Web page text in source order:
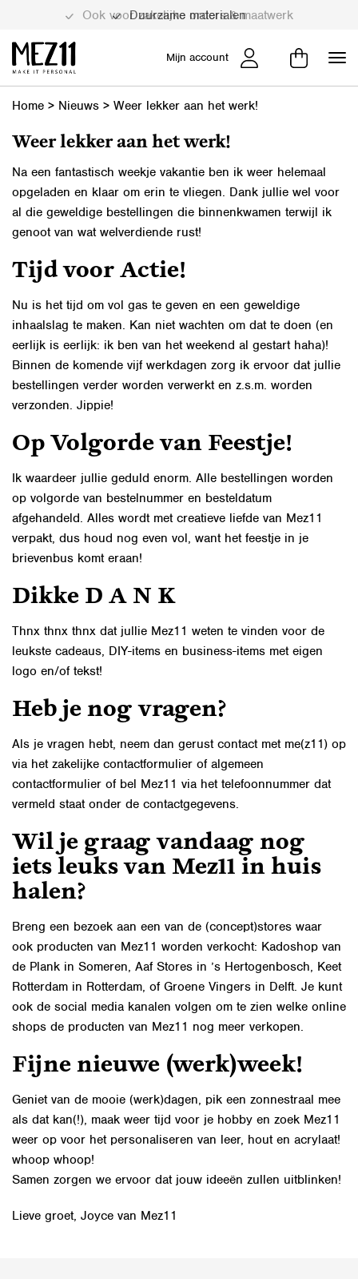
Duurzame materialen
Mijn account
Home > Nieuws > Weer lekker aan het werk!
Weer lekker aan het werk!
Na een fantastisch weekje vakantie ben ik weer helemaal
opgeladen en klaar om erin te vliegen. Dank jullie wel voor
al die geweldige bestellingen die binnenkwamen terwijl ik
genoot van wat welverdiende rust!
Tijd voor Actie!
Nu is het tijd om vol gas te geven en een geweldige
inhaalslag te maken. Kan niet wachten om dat te doen (en
eerlijk is eerlijk: ik ben van het weekend al gestart haha)!
Binnen de komende vijf werkdagen zorg ik ervoor dat jullie
bestellingen verder worden verwerkt en z.s.m. worden
verzonden. Jippie!
Op Volgorde van Feestje!
Ik waardeer jullie geduld enorm. Alle bestellingen worden
op volgorde van bestelnummer en besteldatum
afgehandeld. Alles wordt met creatieve liefde van Mez11
verpakt, dus houd nog even vol, want het feestje in je
brievenbus komt eraan!
Dikke D A N K
Thnx thnx thnx dat jullie Mez11 weten te vinden voor de
leukste cadeaus, DIY-items en business-items met eigen
logo en/of tekst!
Heb je nog vragen?
Als je vragen hebt, neem dan gerust contact met me(z11) op
via het zakelijke contactformulier of algemeen
contactformulier of bel Mez11 via het telefoonnummer dat
vermeld staat onder de contactgegevens.
Wil je graag vandaag nog
iets leuks van Mez11 in huis
halen?
Breng een bezoek aan een van de (concept)stores waar
ook producten van Mez11 worden verkocht: Kadoshop van
de Plank in Someren, Aaf Stores in ’s Hertogenbosch, Keet
Rotterdam in Rotterdam, of Groene Vingers in Delft. Je kunt
ook de social media kanalen volgen om te zien welke online
shops de producten van Mez11 nog meer verkopen.
Fijne nieuwe (werk)week!
Geniet van de mooie (werk)dagen, pik een zonnestraal mee
als dat kan(!), maak weer tijd voor je hobby en zoek Mez11
weer op voor het personaliseren van leer, hout en acrylaat!
whoop whoop!
Samen zorgen we ervoor dat jouw ideeën zullen uitblinken!
Lieve groet, Joyce van Mez11